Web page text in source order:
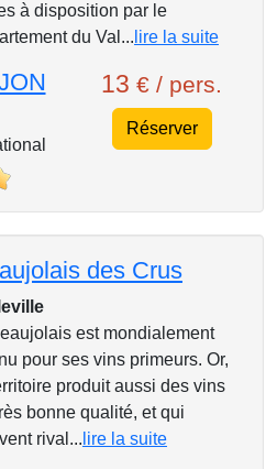
à disposition par le
du Val... lire la suite
13 € / pers.
Réserver
des Crus
est mondialement
pour ses vins primeurs. Or,
produit aussi des vins
bonne qualité, et qui
rival... lire la suite